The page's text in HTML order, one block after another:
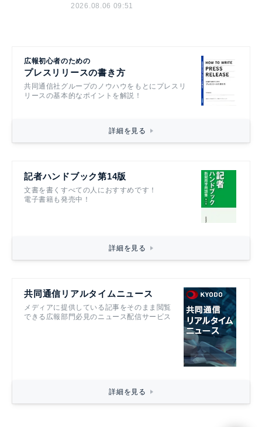
2026.08.06 09:51
広報初心者のための
プレスリリースの書き方
共同通信社グループのノウハウをもとにプレスリ
リースの基本的なポイントを解説！
詳細を見る
記者ハンドブック第14版
文書を書くすべての人におすすめです！
電子書籍も発売中！
詳細を見る
共同通信リアルタイムニュース
メディアに提供している記事をそのまま閲覧
できる広報部門必見のニュース配信サービス
詳細を見る